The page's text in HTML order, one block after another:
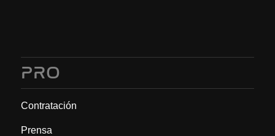
PRO
Contratación
Prensa